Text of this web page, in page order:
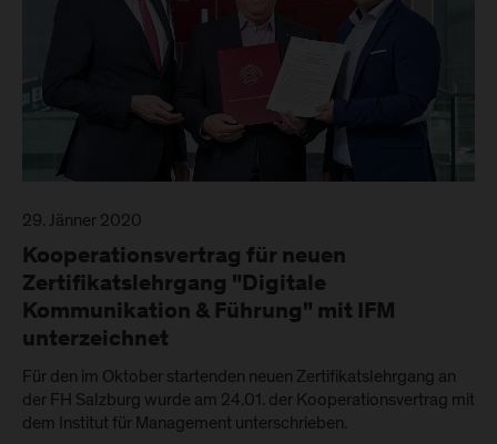
29. Jänner 2020
Kooperationsvertrag für neuen
Zertifikatslehrgang "Digitale
Kommunikation & Führung" mit IFM
unterzeichnet
Für den im Oktober startenden neuen Zertifikatslehrgang an
der FH Salzburg wurde am 24.01. der Kooperationsvertrag mit
dem Institut für Management unterschrieben.